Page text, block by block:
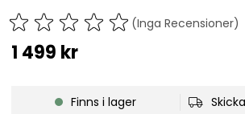
(Inga Recensioner)
1 499 kr
Finns i lager